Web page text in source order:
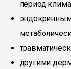
период
другими